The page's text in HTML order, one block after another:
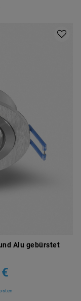
Alu gebürstet